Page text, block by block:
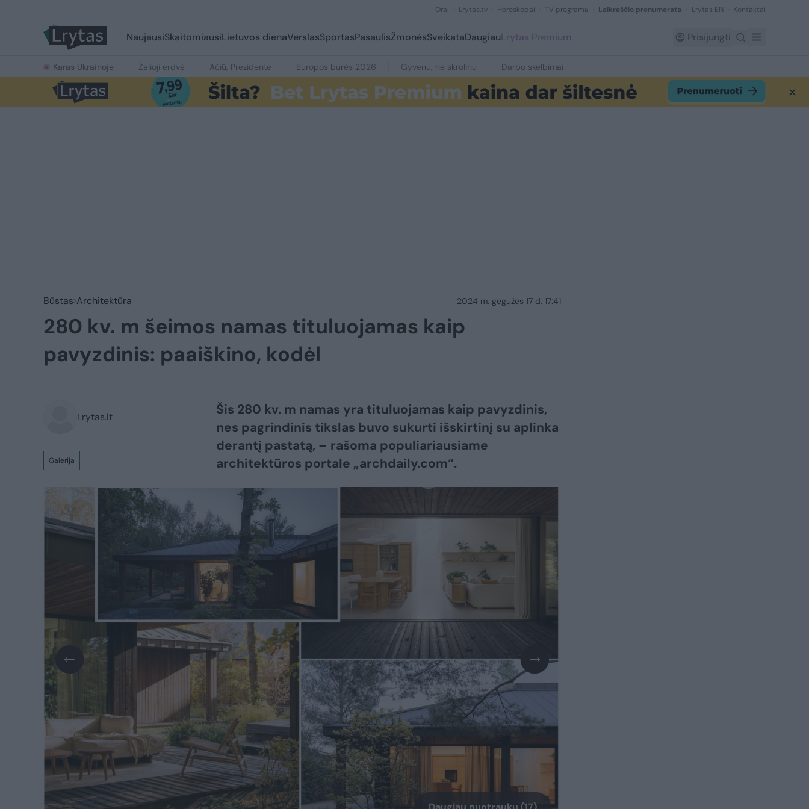
Orai Lrytas.tv Horoskopai TV programa Laikraščio prenumerata Lrytas EN Kontaktai
NaujausiSkaitomiausiLietuvos dienaVerslasSportasPasaulisŽmonėsSveikataDaugiauLrytas Premium Prisijungti
Karas Ukrainoje Žalioji erdvė Ačiū, Prezidente Europos burės 2026 Gyvenu, ne skrolinu Darbo skelbimai
Būstas Architektūra 2024 m. gegužės 17 d. 17:41
280 kv. m šeimos namas tituluojamas kaip
pavyzdinis: paaiškino, kodėl
Lrytas.lt
Galerija
Šis 280 kv. m namas yra tituluojamas kaip pavyzdinis,
nes pagrindinis tikslas buvo sukurti išskirtinį su aplinka
derantį pastatą, – rašoma populiariausiame
architektūros portale „archdaily.com“.